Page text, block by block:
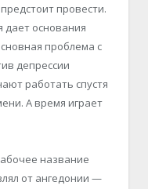
провести.
основания
проблема с
депрессии
работать спустя
А время играет
название
от ангедонии —